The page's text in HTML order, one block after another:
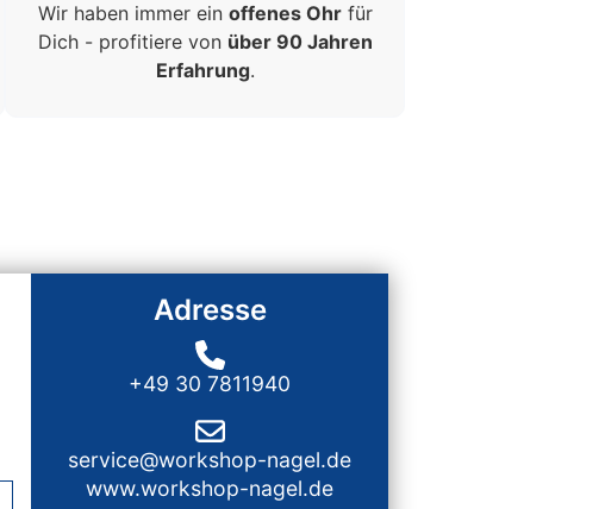
Wir haben immer ein offenes Ohrfür
Dich - profitiere von über 90 Jahren
Erfahrung.
Adresse
+49 30 7811940
service@workshop-nagel.de
www.workshop-nagel.de